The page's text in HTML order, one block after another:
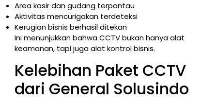
Area kasir dan gudang terpantau
Aktivitas mencurigakan terdeteksi
Kerugian bisnis berhasil ditekan
Ini menunjukkan bahwa CCTV bukan hanya alat
keamanan, tapi juga alat kontrol bisnis.
Kelebihan Paket CCTV
dari General Solusindo